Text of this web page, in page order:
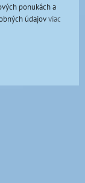
ponukách a
údajovviac